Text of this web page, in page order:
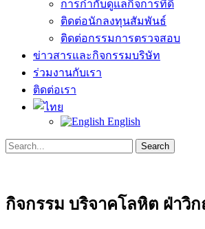
การกำกับดูแลกิจการที่ดี
ติดต่อนักลงทุนสัมพันธ์
ติดต่อกรรมการตรวจสอบ
ข่าวสารและกิจกรรมบริษัท
ร่วมงานกับเรา
ติดต่อเรา
English
Search
Search
for:
กิจกรรม บริจาคโลหิต ฝ่าวิก